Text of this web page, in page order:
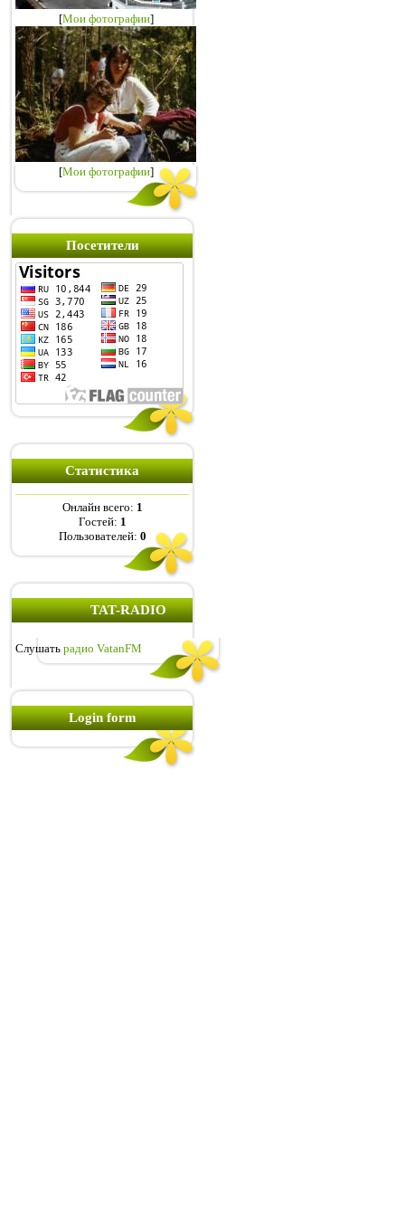
[Мои фотографии]
[Мои фотографии]
Посетители
Статистика
Онлайн всего: 1
Гостей: 1
Пользователей: 0
TAT-RADIO
Слушать радио VatanFM
Login form